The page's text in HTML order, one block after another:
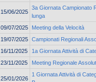
15/06/2025
3a Giornata Campionato
lunga
09/07/2025
Meeting della Velocità
19/07/2025 Campionati Regionali
16/11/2025
1a Giornata Attività di
23/11/2025
Meeting Regionale
25/01/2026
1 Giornata Attività di